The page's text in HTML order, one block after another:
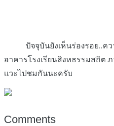
ปัจจุบันยังเห็นร่องรอย..คว
อาคารโรงเรียนสิงหธรรมสถิต
แวะไปชมกันนะครับ
Comments